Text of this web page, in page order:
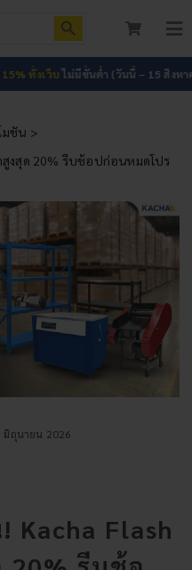
เว็บ ไม่มีขั้นต่ำ (วันนี้ – 15 สิงหาคม นี้ เ
มชัน
สูงสุด 20% รีบช้อปก่อนหมดโปร
มิถุนายน 2026
Kacha Flash